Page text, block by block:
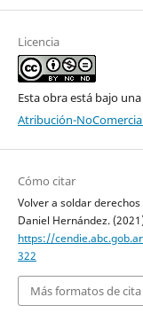
Licencia
Esta obra está bajo
Atribución-
Cómo citar
Volver a soldar
Daniel Hernández.
https://
322
Más formatos de cita